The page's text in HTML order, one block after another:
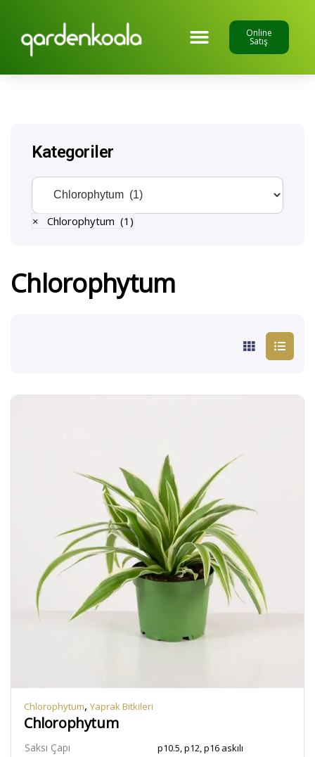
Online
Satış
Chlorophytum
Chlorophytum, Yaprak Bitkileri
Chlorophytum
Saksı Çapı p10.5, p12, p16 askılı
Kategoriler
× Chlorophytum (1)